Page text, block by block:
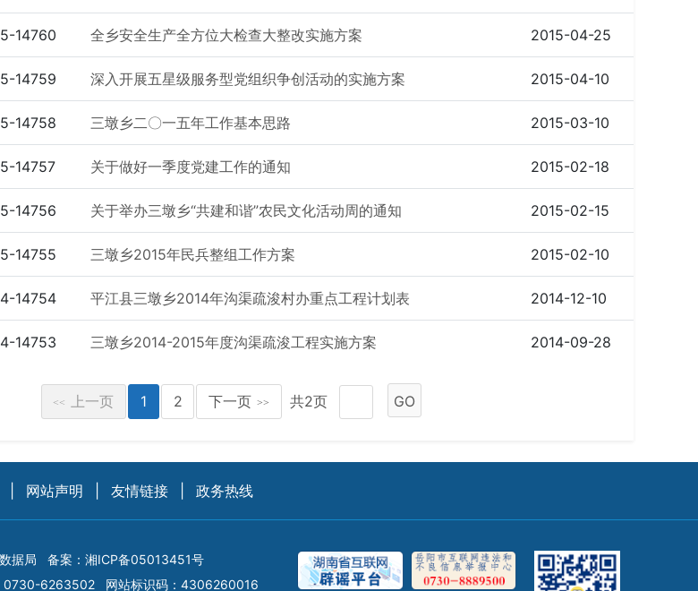
14760 全乡安全生产全方位大检查大整改实施方案 2015-04-25
14759 深入开展五星级服务型党组织争创活动的实施方案 2015-04-10
14758 三墩乡二〇一五年工作基本思路 2015-03-10
14757 关于做好一季度党建工作的通知 2015-02-18
14756 关于举办三墩乡“共建和谐”农民文化活动周的通知 2015-02-15
14755 三墩乡2015年民兵整组工作方案 2015-02-10
14754 平江县三墩乡2014年沟渠疏浚村办重点工程计划表 2014-12-10
14753 三墩乡2014-2015年度沟渠疏浚工程实施方案 2014-09-28
<< 上一页 1 2 下一页 >> 共2页 GO
网站声明 友情链接 政务热线
据局 备案： 湘ICP备05013451号
0730-6263502 网站标识码：4306260016